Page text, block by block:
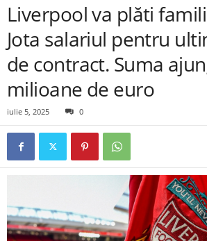
Liverpool va plăti
Jota salariul pentru
de contract. Suma
milioane de euro
iulie 5, 2025 0